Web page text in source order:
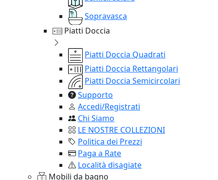
Sopravasca
Piatti Doccia
Piatti Doccia Quadrati
Piatti Doccia Rettangolari
Piatti Doccia Semicircolari
Supporto
Accedi/Registrati
Chi Siamo
LE NOSTRE COLLEZIONI
Politica dei Prezzi
Paga a Rate
Località disagiate
Mobili da bagno